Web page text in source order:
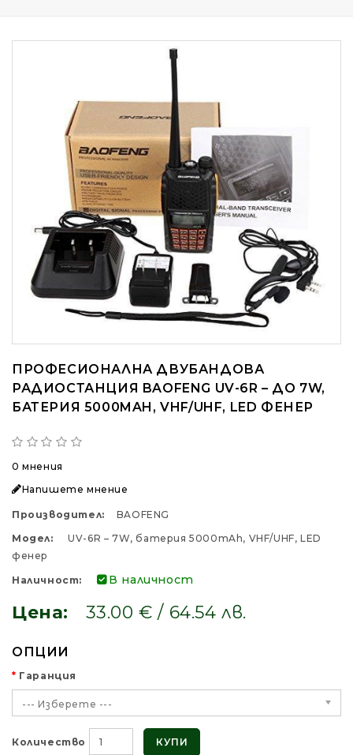
ПРОФЕСИОНАЛНА ДВУБАНДОВА
РАДИОСТАНЦИЯ BAOFENG UV-6R – ДО 7W,
БАТЕРИЯ 5000MAH, VHF/UHF, LED ФЕНЕР
0 мнения
Напишете мнение
Производител:
BAOFENG
Модел:
UV-6R – 7W, батерия 5000mAh, VHF/UHF, LED
фенер
Наличност: В наличност
Цена: 33.00 € / 64.54 лв.
ОПЦИИ
Гаранция
--- Изберете ---
Количество КУПИ